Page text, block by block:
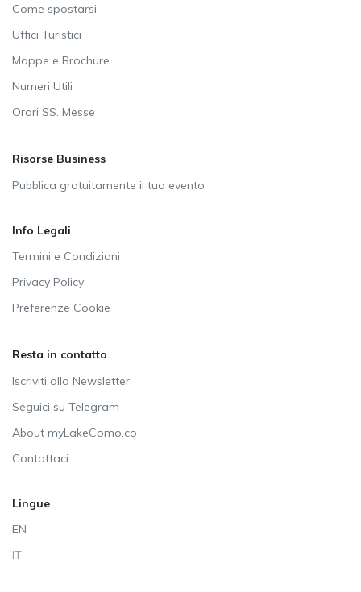
Come spostarsi
Uffici Turistici
Mappe e Brochure
Numeri Utili
Orari SS. Messe
Risorse Business
Pubblica gratuitamente il tuo evento
Info Legali
Termini e Condizioni
Privacy Policy
Preferenze Cookie
Resta in contatto
Iscriviti alla Newsletter
Seguici su Telegram
About myLakeComo.co
Contattaci
Lingue
EN
IT